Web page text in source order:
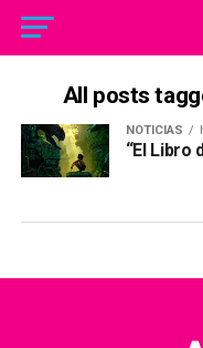
All posts
NOTICIAS
“El Libro